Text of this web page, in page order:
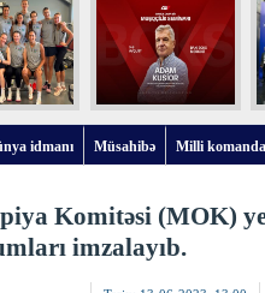
idmanı Müsahibə Milli
Komitəsi (MOK)
imzalayıb.